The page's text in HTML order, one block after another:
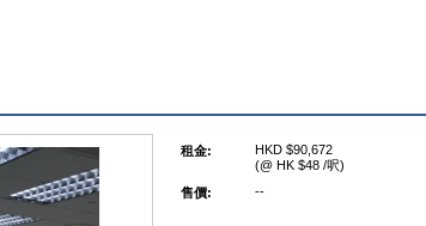
租金:
HKD $90,672
(@ HK $48 /呎)
售價:
--